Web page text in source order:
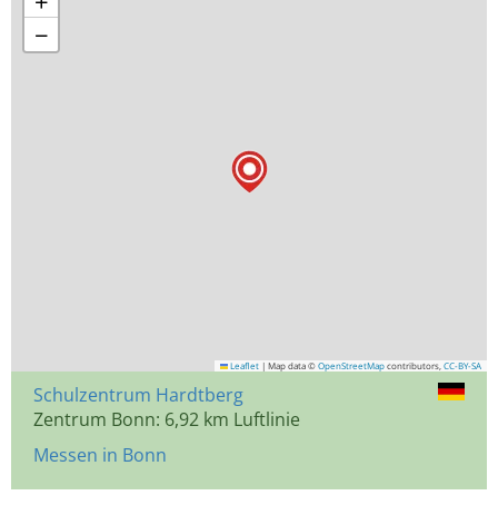
−
Leaflet | Map data © OpenStreetMap contributors, CC-BY-SA
Schulzentrum Hardtberg
Zentrum Bonn: 6,92 km Luftlinie
Messen in Bonn